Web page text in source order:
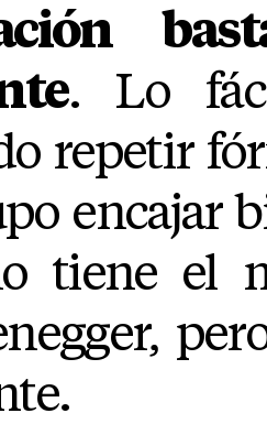
. Lo
repetir
encajar
tiene el